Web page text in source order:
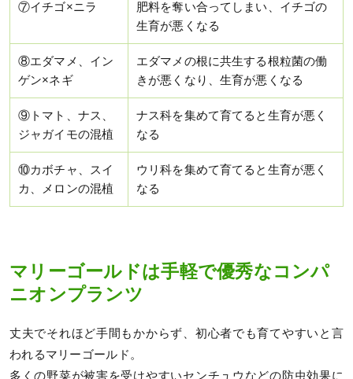
⑦イチゴ×ニラ
肥料を奪い合ってしまい、イチゴの
生育が悪くなる
⑧エダマメ、イン
ゲン×ネギ
エダマメの根に共生する根粒菌の働
きが悪くなり、生育が悪くなる
⑨トマト、ナス、
ジャガイモの混植
ナス科を集めて育てると生育が悪く
なる
⑩カボチャ、スイ
カ、メロンの混植
ウリ科を集めて育てると生育が悪く
なる
マリーゴールドは手軽で優秀なコンパ
ニオンプランツ
丈夫でそれほど手間もかからず、初心者でも育てやすいと言
われるマリーゴールド。
多くの野菜が被害を受けやすいセンチュウなどの防虫効果に